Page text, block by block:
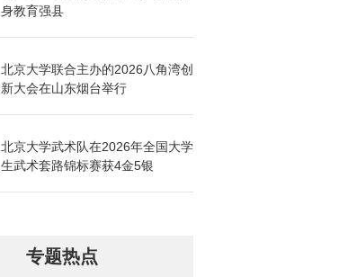
身教育强县
北京大学联合主办的2026八角湾创
新大会在山东烟台举行
北京大学武术队在2026年全国大学
生武术套路锦标赛获4金5银
专题热点